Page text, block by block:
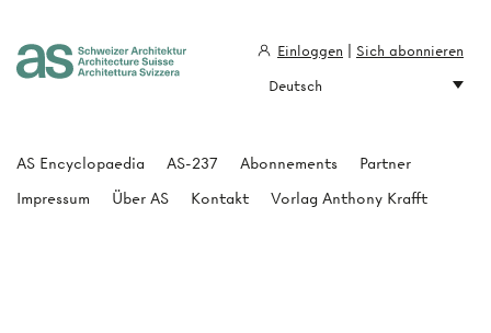
AS Encyclopaedia AS-237 Abonnements
Partner
Impressum
Über AS Kontakt Vorlag Anthony Krafft
Einloggen
Sich abonnieren
Deutsch